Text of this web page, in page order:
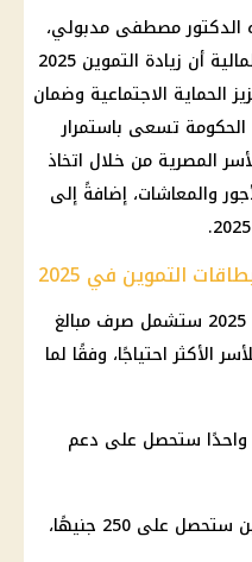
الدكتور مصطفى مدبولي،
أن زيادة التموين 2025
الحماية الاجتماعية وضمان
الحكومة تسعى باستمرار
المصرية من خلال اتخاذ
والمعاشات، إضافةً إلى
التموين في 2025
2025 ستشمل صرف مبالغ
الأكثر احتياجًا، وفقًا لما
واحدًا ستحصل على دعم
البطاقة التي تضم فردين أو طفلين ستحصل على 250 جنيهًا،